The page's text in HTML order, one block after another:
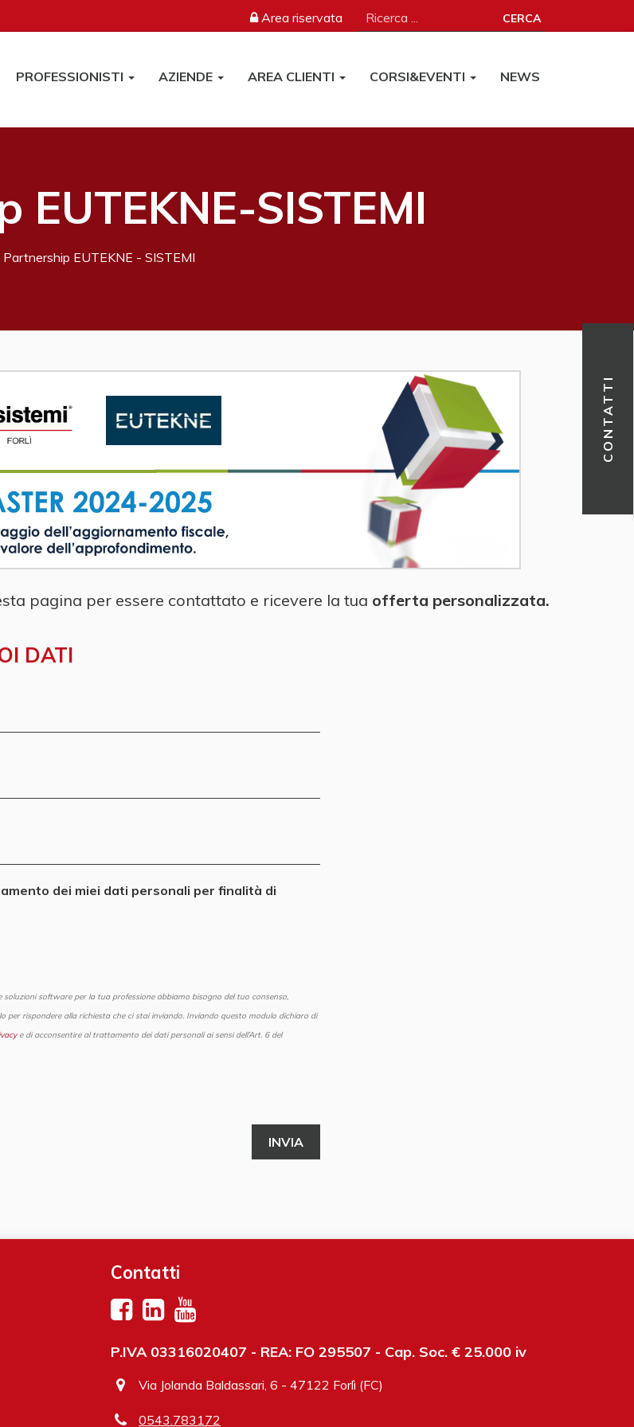
CONTATTI
Area riservata CERCA
PROFESSIONISTI AZIENDE AREA CLIENTI CORSI&EVENTI NEWS
SISTEMI
Partnership EUTEKNE - SISTEMI
pagina per essere contattato e ricevere la tua offerta personalizzata.
DATI
dei miei dati personali per finalità di
software per la tua professione abbiamo bisogno del tuo consenso,
per rispondere alla richiesta che ci stai inviando. Inviando questo modulo dichiaro di
e di acconsentire al trattamento dei dati personali ai sensi dell’Art. 6 del
Contatti
P.IVA 03316020407 - REA: FO 295507 - Cap. Soc. € 25.000 iv
Via Jolanda Baldassari, 6 - 47122 Forlì (FC)
0543.783172